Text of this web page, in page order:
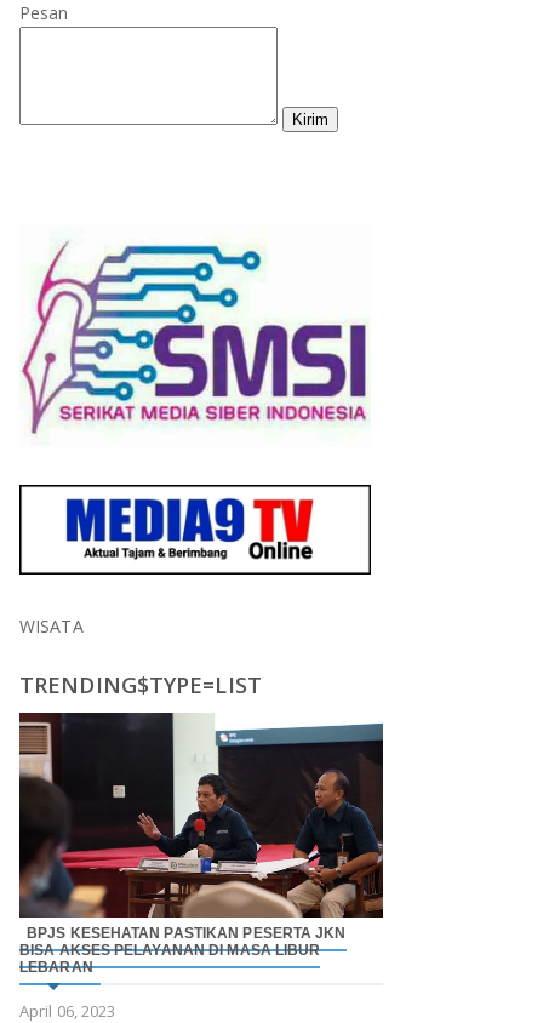
Pesan
WISATA
TRENDING$TYPE=LIST
BPJS KESEHATAN PASTIKAN PESERTA JKN
BISA AKSES PELAYANAN DI MASA LIBUR
LEBARAN
April 06, 2023